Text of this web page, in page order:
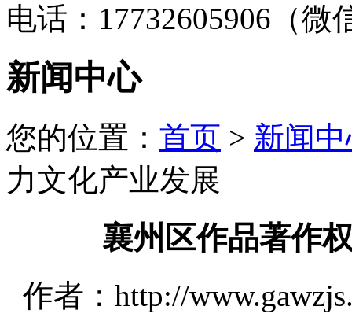
电话：17732605906（微
新闻中心
您的位置： 首页 > 新闻
力文化产业发展
襄州区作品著作
作者：http://